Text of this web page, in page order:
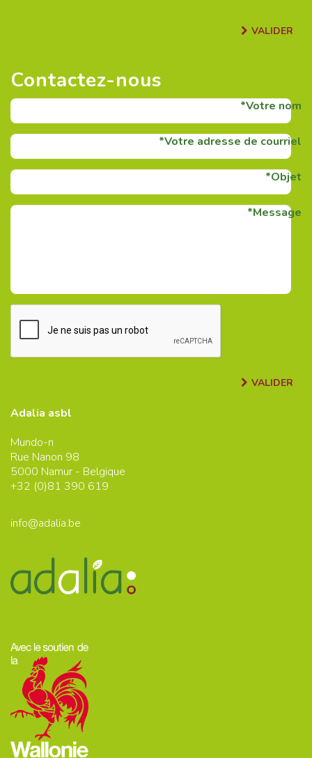
VALIDER
Contactez-nous
Votre nom
Votre adresse de courriel
Objet
Message
VALIDER
Adalia asbl
Mundo-n
Rue Nanon 98
5000 Namur - Belgique
+32 (0)81 390 619
info@adalia.be